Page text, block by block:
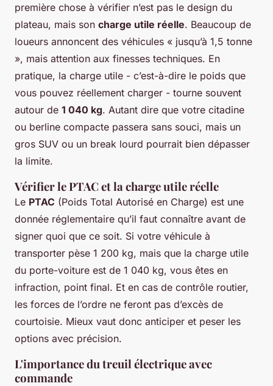
première chose à vérifier n’est pas le design du
plateau, mais son charge utile réelle. Beaucoup de
loueurs annoncent des véhicules « jusqu’à 1,5 tonne
», mais attention aux finesses techniques. En
pratique, la charge utile - c’est-à-dire le poids que
vous pouvez réellement charger - tourne souvent
autour de 1 040 kg. Autant dire que votre citadine
ou berline compacte passera sans souci, mais un
gros SUV ou un break lourd pourrait bien dépasser
la limite.
Vérifier le PTAC et la charge utile réelle
Le PTAC (Poids Total Autorisé en Charge) est une
donnée réglementaire qu’il faut connaître avant de
signer quoi que ce soit. Si votre véhicule à
transporter pèse 1 200 kg, mais que la charge utile
du porte-voiture est de 1 040 kg, vous êtes en
infraction, point final. Et en cas de contrôle routier,
les forces de l’ordre ne feront pas d’excès de
courtoisie. Mieux vaut donc anticiper et peser les
options avec précision.
L'importance du treuil électrique avec
commande